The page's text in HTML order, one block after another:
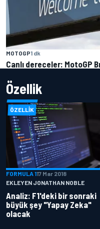
MOTOGP1 dk
Canlı dereceler: MotoGP
Özellik
ÖZELLIK
FORMULA 117 Mar 2018
EKLEYEN JONATHAN NOBLE
Analiz: F1'deki bir sonraki
büyük şey "Yapay Zeka"
olacak